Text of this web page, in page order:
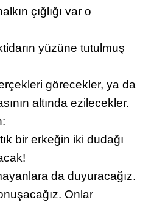
çığlığı var o
yüzüne tutulmuş
görecekler, ya da
altında ezilecekler.
bir erkeğin iki dudağı
da duyuracağız.
Onlar